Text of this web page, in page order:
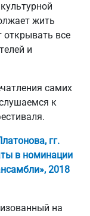
жить
открывать все
и
самих
к
гг.
в номинации
2018
на